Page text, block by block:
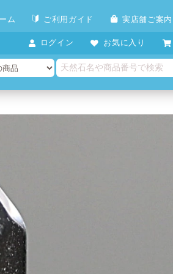
ム ご利用ガイド 実店舗ご案内
ログイン お気に入り